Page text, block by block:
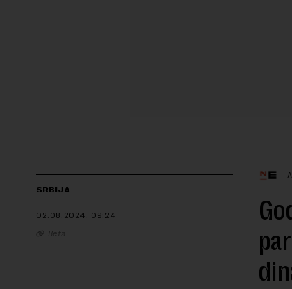
SRBIJA
02.08.2024. 09:24
Beta